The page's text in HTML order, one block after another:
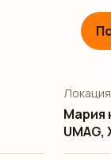
Локация
Мария
UMAG,